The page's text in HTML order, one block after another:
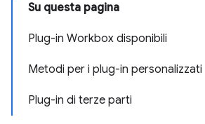
Su questa pagina
Plug-in Workbox disponibili
Metodi per i plug-in personalizzati
Plug-in di terze parti